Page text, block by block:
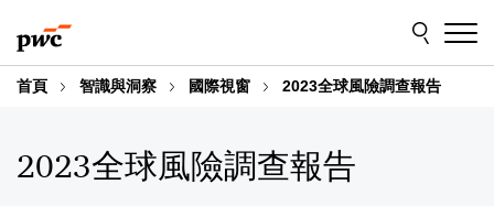
to
content
to
footer
首頁 智識與洞察 國際視窗 2023全球風險調查報告
2023全球風險調查報告